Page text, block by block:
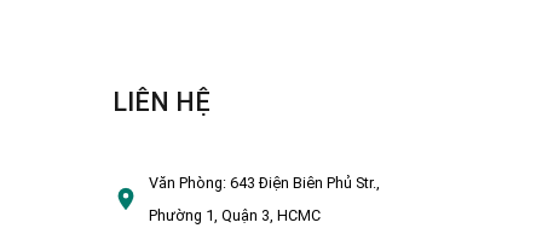
LIÊN HỆ
Văn Phòng:643 Điện Biên Phủ Str.,
Phường 1, Quận 3, HCMC